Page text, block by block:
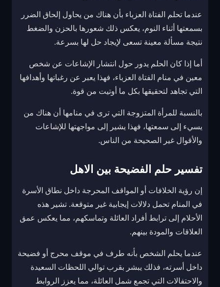
عندما تحلم الفتاة العزباء بأن هناك من يحاول إلحاق الضرر
بسمعتها أثناء النوم، يعكس ذلك شعورها بالحزن والضغط
نتيجة مسألة معينة تسعى لإيجاد حل لها بسرعة.
أما إذا كان الحلم يدور حول انتشار الإشاعات عن شخص
معين في منام الفتاة العزباء، فهذا يعبر عن رغباتها وأهدافها
التي تجاهد لتحقيقها بكل ما أوتيت من قوة.
بالنسبة للمرأة المتزوجة التي ترى في منامها أن هناك من
يسيء إلى سمعتها، فهذا يشير إلى مواجهتها للإشاعات
والأقوال غير الصحيحة من الناس.
تفسير حلم الفضيحة بين الاهل
إن رؤية الخلافات أو المواقف المحرجة داخل نطاق الأسرة
في المنام تحمل دلالات إيجابية غير متوقعة. تشير هذه
الأحلام إلى ترابط أفراد العائلة وتماسكهم، مما يعكس عمق
العلاقات والمودة بينهم.
عندما يحلم الشخص بأنه طرف في موقف محرج أو فضيحة
داخل أسرته، فذلك يبشر بقرب توالي اللحظات السعيدة
والاحتفالات التي تجمع شمل العائلة، مما يعزز الروابط